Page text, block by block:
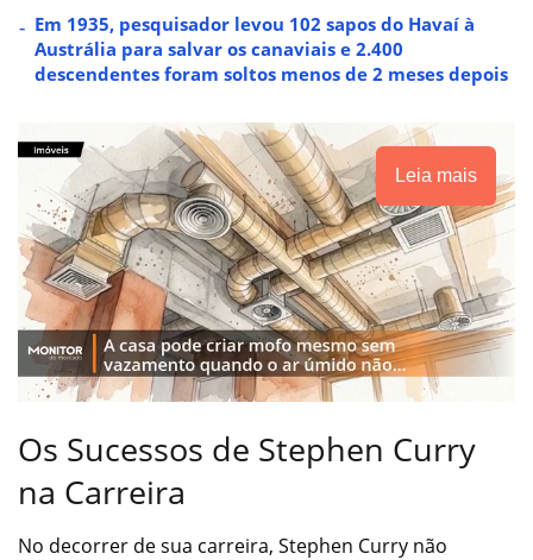
Em 1935, pesquisador levou 102 sapos do Havaí à
Austrália para salvar os canaviais e 2.400
descendentes foram soltos menos de 2 meses depois
Leia mais
Os Sucessos de Stephen Curry
na Carreira
No decorrer de sua carreira, Stephen Curry não